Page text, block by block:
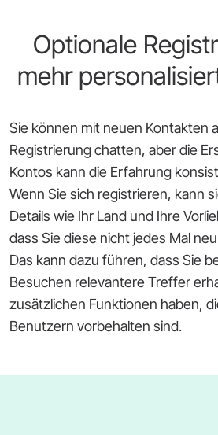
Optionale
mehr
Sie können mit neuen Kontakten
Registrierung chatten, aber die
Kontos kann die Erfahrung
Wenn Sie sich registrieren, kann
Details wie Ihr Land und Ihre
dass Sie diese nicht jedes Mal
Das kann dazu führen, dass Sie
Besuchen relevantere Treffer
zusätzlichen Funktionen haben,
Benutzern vorbehalten sind.